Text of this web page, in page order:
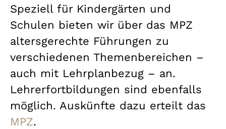
Speziell für Kindergärten und
Schulen bieten wir über das MPZ
altersgerechte Führungen zu
verschiedenen Themenbereichen –
auch mit Lehrplanbezug – an.
Lehrerfortbildungen sind ebenfalls
möglich. Auskünfte dazu erteilt das
MPZ.